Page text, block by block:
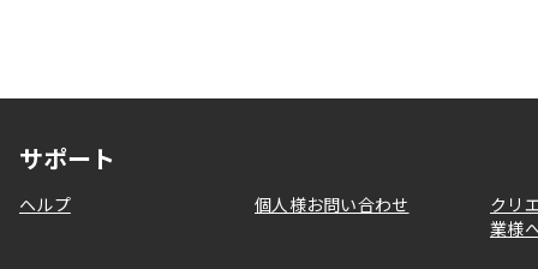
サポート
ヘルプ 個人様お問い合わせ
クリ
業様